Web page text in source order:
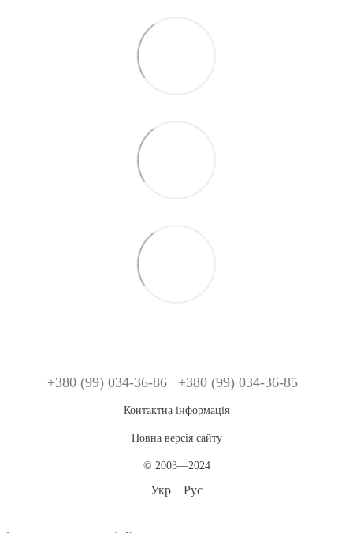
+380 (99) 034-36-86 +380 (99) 034-36-85
Контактна інформація
Повна версія сайту
© 2003—2024
Укр Рус